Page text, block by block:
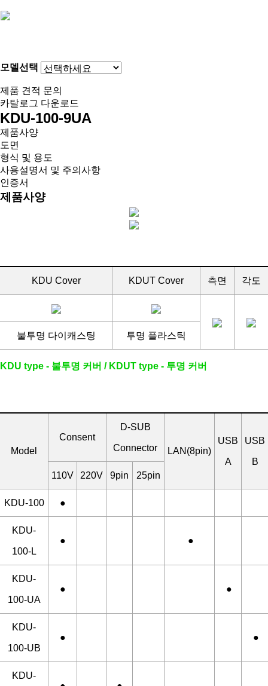
모델선택
제품 견적 문의
카탈로그 다운로드
KDU-100-9UA
제품사양
도면
형식 및 용도
사용설명서 및 주의사항
인증서
제품사양
KDU Cover KDUT Cover 측면 각도
불투명 다이캐스팅 투명 플라스틱
KDU type - 불투명 커버 / KDUT type - 투명 커버
Model
Consent
D-SUB
Connector LAN(8pin)
USB
A
USB
B
110V
220V 9pin 25pin
KDU-100 ●
KDU-
100-L
● ●
KDU-
100-UA
● ●
KDU-
100-UB
● ●
KDU-